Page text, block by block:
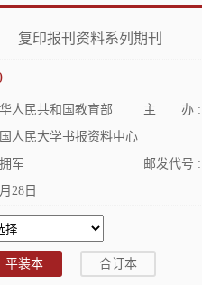
复印报刊资料系列期刊
人民共和国教育部 主 办 :
人民大学书报资料中心
军 邮发代号 :
28日
平装本 合订本